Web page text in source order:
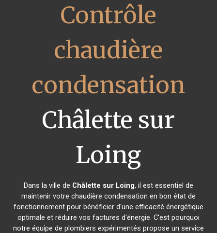
Contrôle
chaudière
condensation
Châlette sur
Loing
Dans la ville de Châlette sur Loing, il est essentiel de
maintenir votre chaudière condensation en bon état de
fonctionnement pour bénéficier d'une efficacité énergétique
optimale et réduire vos factures d'énergie. C'est pourquoi
notre équipe de plombiers expérimentés propose un service